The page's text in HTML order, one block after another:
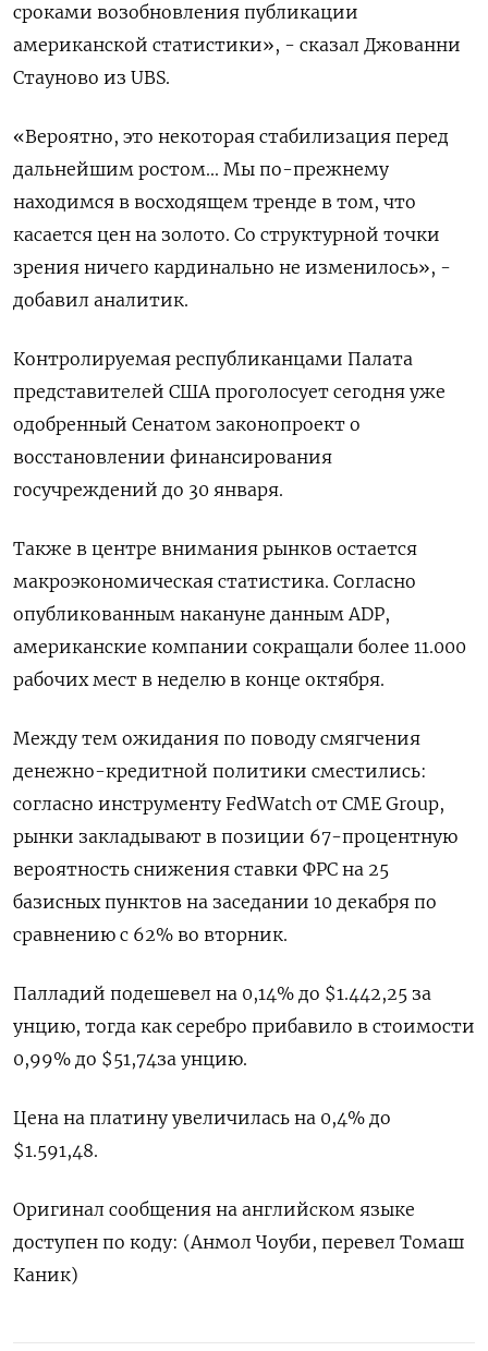
сроками возобновления публикации
американской статистики», - сказал Джованни
Стауново из UBS.
«Вероятно, это некоторая стабилизация перед
дальнейшим ростом... Мы по-прежнему
находимся в восходящем тренде в том, что
касается цен на золото. Со структурной точки
зрения ничего кардинально не изменилось», -
добавил аналитик.
Контролируемая республиканцами Палата
представителей США проголосует сегодня уже
одобренный Сенатом законопроект о
восстановлении финансирования
госучреждений до 30 января.
Также в центре внимания рынков остается
макроэкономическая статистика. Согласно
опубликованным накануне данным ADP,
американские компании сокращали более 11.000
рабочих мест в неделю в конце октября.
Между тем ожидания по поводу смягчения
денежно-кредитной политики сместились:
согласно инструменту FedWatch от CME Group,
рынки закладывают в позиции 67-процентную
вероятность снижения ставки ФРС на 25
базисных пунктов на заседании 10 декабря по
сравнению с 62% во вторник.
Палладий подешевел на 0,14% до $1.442,25​​ за
унцию, тогда как серебро прибавило в стоимости
0,99% до $51,74​ за унцию.
Цена на платину увеличилась на 0,4% до
$1.591,48.
Оригинал сообщения на английском языке
доступен по коду: (Анмол Чоуби, перевел Томаш
Каник)